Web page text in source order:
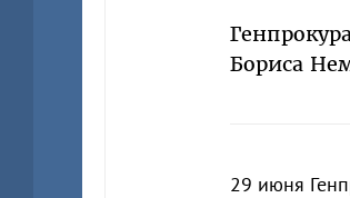
Бориса
29 июня